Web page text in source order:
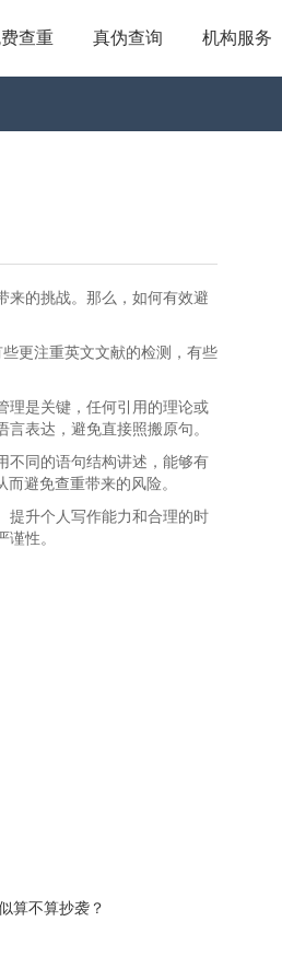
查重 真伪查询 机构服务
来的挑战。那么，如何有效避
更注重英文文献的检测，有些
理是关键，任何引用的理论或
表达，避免直接照搬原句。
不同的语句结构讲述，能够有
避免查重带来的风险。
提升个人写作能力和合理的时
性。
算不算抄袭？